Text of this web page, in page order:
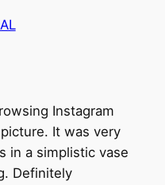
Instagram
It was very
in a simplistic vase
Definitely